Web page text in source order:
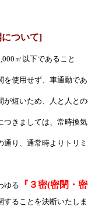
ついて]
㎡以下であること
を使用せず、車通勤であ
が短いため、人と人と
つきましては、常時換
通り、通常時よりトリ
ゆる 『３密(密閉・
ることを決断いたしま